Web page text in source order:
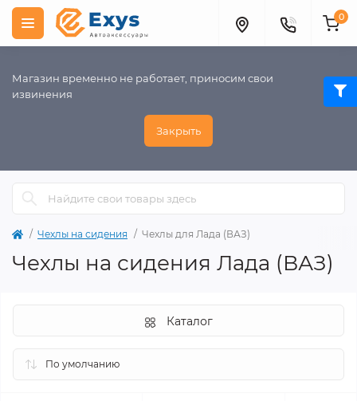
Магазин временно не работает, приносим свои
извинения
Закрыть
0
Чехлы на сидения Чехлы для Лада (ВАЗ)
Чехлы на сидения Лада (ВАЗ)
Каталог